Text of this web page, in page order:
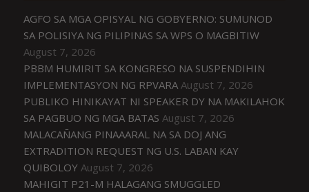
AGFO SA MGA OPISYAL NG GOBYERNO: SUMUNOD
SA POLISIYA NG PILIPINAS SA WPS O MAGBITIW
August 7, 2026
PBBM HUMIRIT SA KONGRESO NA SUSPENDIHIN
IMPLEMENTASYON NG RPVARA August 7, 2026
PUBLIKO HINIKAYAT NI SPEAKER DY NA MAKILAHOK
SA PAGBUO NG MGA BATAS August 7, 2026
MALACAÑANG PINAAARAL NA SA DOJ ANG
EXTRADITION REQUEST NG U.S. LABAN KAY
QUIBOLOY August 7, 2026
MAHIGIT P21-M HALAGANG SMUGGLED